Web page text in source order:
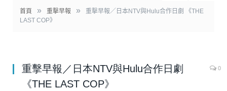
首頁 » 重擊早報 »
重擊早報／日本NTV與Hulu合作日劇 《THE
LAST COP》
重擊早報／日本NTV與Hulu合作日劇
《THE LAST COP》
0